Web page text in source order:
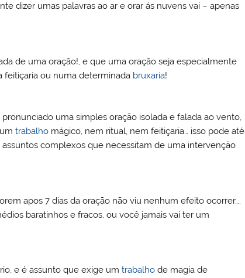
dizer umas palavras ao ar e orar ás nuvens vai – apenas
de uma oração!, e que uma oração seja especialmente
feitiçaria ou numa determinada bruxaria!
uma simples oração isolada e falada ao vento,
trabalho mágico, nem ritual, nem feitiçaria… isso pode até
complexos que necessitam de uma intervenção
apos 7 dias da oração não viu nenhum efeito ocorrer….
baratinhos e fracos, ou você jamais vai ter um
e é assunto que exige umtrabalho de magia de